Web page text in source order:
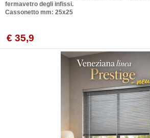
fermavetro degli infissi.
Cassonetto mm: 25x25
€ 35,9